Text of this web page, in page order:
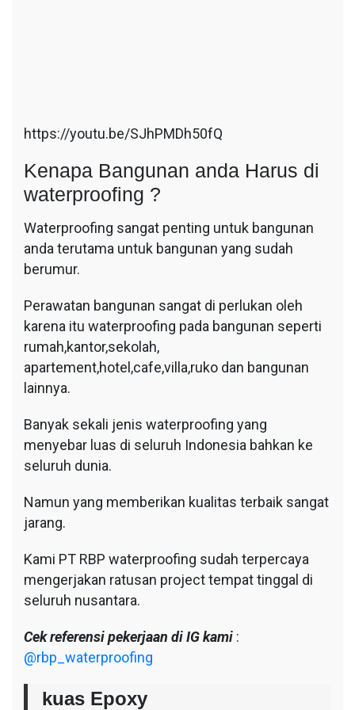
https://youtu.be/SJhPMDh50fQ
Kenapa Bangunan anda Harus di
waterproofing ?
Waterproofing sangat penting untuk bangunan
anda terutama untuk bangunan yang sudah
berumur.
Perawatan bangunan sangat di perlukan oleh
karena itu waterproofing pada bangunan seperti
rumah,kantor,sekolah,
apartement,hotel,cafe,villa,ruko dan bangunan
lainnya.
Banyak sekali jenis waterproofing yang
menyebar luas di seluruh Indonesia bahkan ke
seluruh dunia.
Namun yang memberikan kualitas terbaik sangat
jarang.
Kami PT RBP waterproofing sudah terpercaya
mengerjakan ratusan project tempat tinggal di
seluruh nusantara.
Cek referensi pekerjaan di IG kami :
@rbp_waterproofing
kuas Epoxy